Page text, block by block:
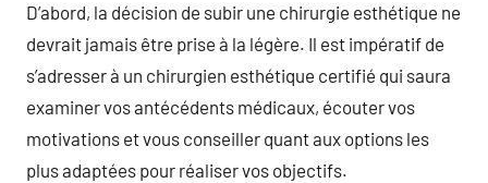
D’abord, la décision de subir une chirurgie esthétique ne
devrait jamais être prise à la légère. Il est impératif de
s’adresser à un chirurgien esthétique certifié qui saura
examiner vos antécédents médicaux, écouter vos
motivations et vous conseiller quant aux options les
plus adaptées pour réaliser vos objectifs.